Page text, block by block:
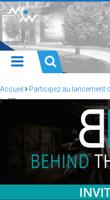
Accueil
Participez au lancement
!
CP